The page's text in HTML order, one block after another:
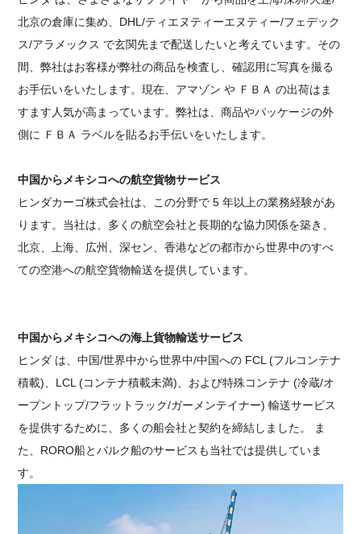
北京の倉庫に集め、DHL/ティエヌティーエヌティー/フェデック
ス/アラメックス で玄関先まで配送したいと考えています。その
間、弊社はお客様が弊社の商品を検査し、確認用に写真を撮る
お手伝いをいたします。現在、アマゾン や ＦＢＡ の出荷はま
すます人気が高まっています。弊社は、商品やパッケージの外
側に ＦＢＡ ラベルを貼るお手伝いをいたします。
中国からメキシコへの航空貨物サービス
ヒンダカーゴ株式会社は、この分野で 5 年以上の業務経験があ
ります。当社は、多くの航空会社と長期的な協力関係を築き、
北京、上海、広州、深セン、香港などの都市から世界中のすべ
ての空港への航空貨物輸送を提供しています。
中国からメキシコへの海上貨物輸送サービス
ヒンダ は、中国/世界中から世界中/中国への FCL (フルコンテナ
積載)、LCL (コンテナ積載未満)、および特殊コンテナ (冷蔵/オ
ープントップ/フラットラック/ガーメンテイナー) 輸送サービス
を提供するために、多くの船会社と契約を締結しました。
ま
た、RORO船とバルク船のサービスも当社では提供していま
す。